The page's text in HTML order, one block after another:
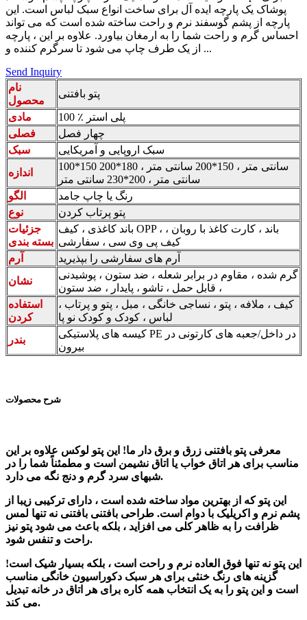
پوشاک یک پارچه ایده آل برای ساخت انواع سبک لباس است. این
پارچه از پشم گوسفند نرم و راحت ساخته شده است که می تواند
احساس گرم و راحت شما را به ارمغان بیاورد. علاوه بر این ، پارچه
از یک طرف چاپ می شود تا سرگرم کننده و ...
Send Inquiry
نام
محصول
پتو بافتنی
مادی
100 ٪ پلی استر
فصلی
چهار فصل
سبک
سبک اروپایی و آمریکایی
اندازه
100*150 سانتی متر ، 150*200 سانتی متر ، 180*200
سانتی متر ، 200*230 سانتی متر
الگو
رنگ یا چاپ جامد
نوع
پتو پرتاب کردن
جزئیات
بسته بندی
باند کاغذی ، کیف OPP ، باند ، کارت کاغذ با روبان ،
کیف پی وی سی ، سفارشی
آرم
آرم های سفارشی را بپذیرید
نشان
گرم شده ، مقاوم در برابر شعله ، ضد ستون ، پوشیدنی
، قابل حمل ، تاشو ، پایدار ، ضد ستون
استفاده
کردن
کیف ، ملافه ، پتو ، نساجی خانگی ، مبل ، پتو و پرتاب ،
لباس ، کودک و کودک نو پا
بندر
کیسه های پلاستیکی PE در داخل/جعبه های کارتونی در
بیرون
شرح محصولات
معرفی پتو بافتنی زرق و برق دار ما! این پتو لوکس علاوه بر این
مناسب برای هر اتاق خواب یا اتاق نشیمن است و مطمئناً شما را در
شبهای سرد گرم و دنج نگه می دارد.
این پتو که از بهترین مواد ساخته شده است ، دارای ترکیبی زیبا از
پشم نرم و اکریلیک با دوام است. طراحی بافتنی بافتنی نه تنها لمس
ظرافت را به ظاهر کلی می افزاید ، بلکه باعث می شود پتو نیز
راحت و تنفس شود.
این پتو نه تنها فوق العاده نرم و راحت است ، بلکه بسیار شیک است!
گزینه های رنگ خنثی برای هر سبک دکوراسیون خانگی مناسب
است و این پتو را به یک انتخاب همه کاره برای هر اتاق در خانه تبدیل
می کند.